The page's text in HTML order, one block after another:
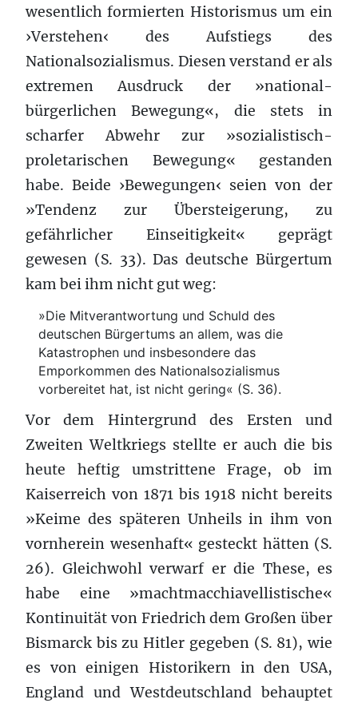
wesentlich formierten Historismus um ein
›Verstehen‹ des Aufstiegs des
Nationalsozialismus. Diesen verstand er als
extremen Ausdruck der »national-
bürgerlichen Bewegung«, die stets in
scharfer Abwehr zur »sozialistisch-
proletarischen Bewegung« gestanden
habe. Beide ›Bewegungen‹ seien von der
»Tendenz zur Übersteigerung, zu
gefährlicher Einseitigkeit« geprägt
gewesen (S. 33). Das deutsche Bürgertum
kam bei ihm nicht gut weg:
»Die Mitverantwortung und Schuld des
deutschen Bürgertums an allem, was die
Katastrophen und insbesondere das
Emporkommen des Nationalsozialismus
vorbereitet hat, ist nicht gering« (S. 36).
Vor dem Hintergrund des Ersten und
Zweiten Weltkriegs stellte er auch die bis
heute heftig umstrittene Frage, ob im
Kaiserreich von 1871 bis 1918 nicht bereits
»Keime des späteren Unheils in ihm von
vornherein wesenhaft« gesteckt hätten (S.
26). Gleichwohl verwarf er die These, es
habe eine »machtmacchiavellistische«
Kontinuität von Friedrich dem Großen über
Bismarck bis zu Hitler gegeben (S. 81), wie
es von einigen Historikern in den USA,
England und Westdeutschland behauptet